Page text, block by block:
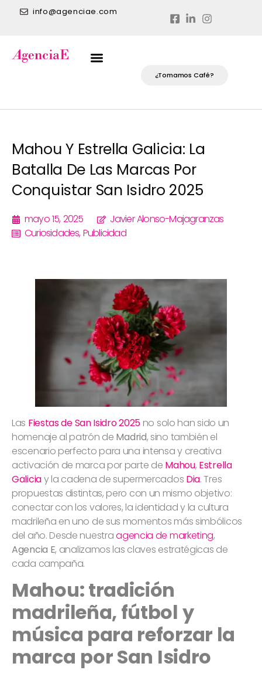
info@agenciae.com
¿Tomamos Café?
Mahou Y Estrella Galicia: La
Batalla De Las Marcas Por
Conquistar San Isidro 2025
mayo 15, 2025
Javier Alonso-Majagranzas
Curiosidades,Publicidad
Las Fiestas de San Isidro 2025 no solo han sido un
homenaje al patrón de Madrid, sino también el
escenario perfecto para una intensa y creativa
activación de marca por parte de Mahou, Estrella
Galiciay la cadena de supermercados Dia. Tres
propuestas distintas, pero con un mismo objetivo:
conectar con los valores, la identidad y la cultura
madrileña en uno de sus momentos más simbólicos
del año. Desde nuestraagencia de marketing,
Agencia E, analizamos las claves estratégicas de
cada campaña.
Mahou: tradición
madrileña, fútbol y
música para reforzar la
marca por San Isidro